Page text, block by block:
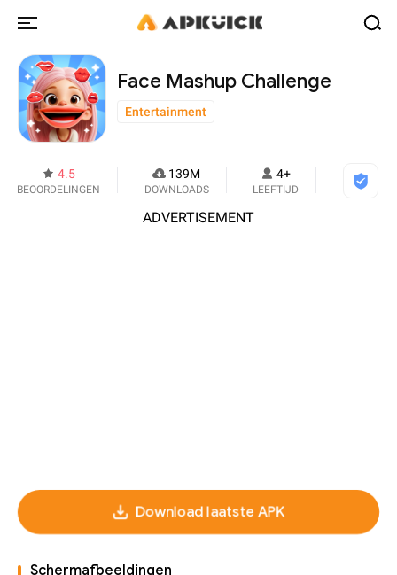
Face Mashup Challenge
Entertainment
4.5
BEOORDELINGEN
139M
DOWNLOADS
4+
LEEFTIJD
ADVERTISEMENT
Download laatste APK
Schermafbeeldingen